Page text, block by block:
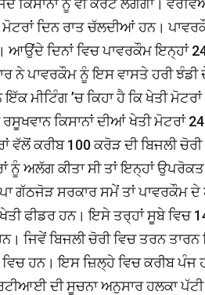
ਮੋਟਰਾਂ ਦਿਨ ਰਾਤ ਚੱਲਦੀਆਂ ਹਨ।
ਆਉਂਦੇ ਦਿਨਾਂ ਵਿਚ ਪਾਵਰਕੌਮ ਇਨ੍ਹਾਂ
ਨੇ ਪਾਵਰਕੌਮ ਨੂੰ ਇਸ ਵਾਸਤੇ ਹਰੀ
ਮੀਟਿੰਗ ’ਚ ਕਿਹਾ ਹੈ ਕਿ ਖੇਤੀ
ਕਿਸਾਨਾਂ ਦੀਆਂ ਖੇਤੀ
ਵੱਲੋਂ ਕਰੀਬ 100 ਕਰੋੜ ਦੀ ਬਿਜਲੀ
ਨੂੰ ਅਲੱਗ ਕੀਤਾ ਸੀ ਤਾਂ ਇਨ੍ਹਾਂ
ਗੱਠਜੋੜ ਸਰਕਾਰ ਸਮੇਂ ਤਾਂ ਪਾਵਰਕੌਮ
ਫੀਡਰ ਹਨ। ਇਸੇ ਤਰ੍ਹਾਂ ਸੂਬੇ ਵਿਚ
ਜਿਵੇਂ ਬਿਜਲੀ ਚੋਰੀ ਵਿਚ ਤਰਨ
ਵਿਚ ਹਨ। ਇਸ ਜ਼ਿਲ੍ਹੇ ਵਿਚ ਕਰੀਬ
ਦੀ ਸੂਚਨਾ ਅਨੁਸਾਰ ਹਲਕਾ ਪੱਟੀ